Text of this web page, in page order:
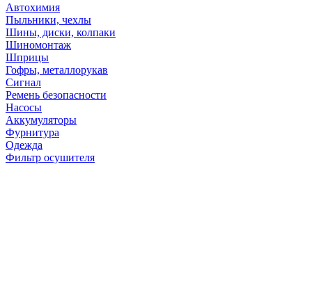
Автохимия
Пыльники, чехлы
Шины, диски, колпаки
Шиномонтаж
Шприцы
Гофры, металлорукав
Сигнал
Ремень безопасности
Насосы
Аккумуляторы
Фурнитура
Одежда
Фильтр осушителя